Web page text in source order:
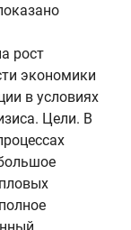
рост
экономики
в условиях
Цели. В